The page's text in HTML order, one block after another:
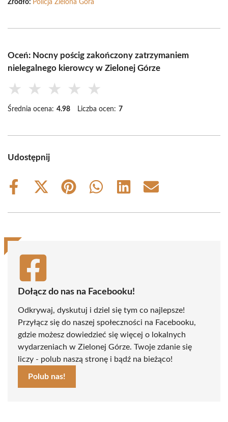
Źródło: Policja Zielona Góra
Oceń: Nocny pościg zakończony zatrzymaniem
nielegalnego kierowcy w Zielonej Górze
★ ★ ★ ★ ★
Średnia ocena: 4.98 Liczba ocen: 7
Udostępnij
Share
Share
(Twitter)
Share
Share
Share
Share
Dołącz do nas na Facebooku!
Odkrywaj, dyskutuj i dziel się tym co najlepsze!
Przyłącz się do naszej społeczności na Facebooku,
gdzie możesz dowiedzieć się więcej o lokalnych
wydarzeniach w Zielonej Górze. Twoje zdanie się
liczy - polub naszą stronę i bądź na bieżąco!
Polub nas!